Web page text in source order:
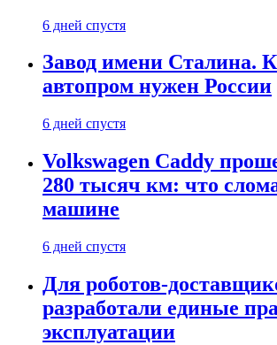
6 дней спустя
Завод имени Сталина.
автопром нужен России
6 дней спустя
Volkswagen Caddy
280 тысяч км: что
машине
6 дней спустя
Для роботов-
разработали единые
эксплуатации